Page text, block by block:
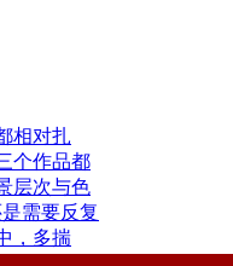
相对扎
个作品都
层次与色
需要反复
，多揣